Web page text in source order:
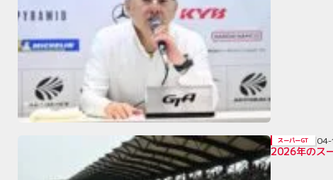
2026年のス
スーパーGT 04-